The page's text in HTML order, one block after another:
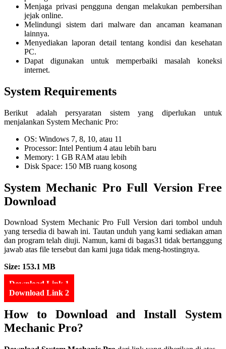
Menjaga privasi pengguna dengan melakukan pembersihan
jejak online.
Melindungi sistem dari malware dan ancaman keamanan
lainnya.
Menyediakan laporan detail tentang kondisi dan kesehatan
PC.
Dapat digunakan untuk memperbaiki masalah koneksi
internet.
System Requirements
Berikut adalah persyaratan sistem yang diperlukan untuk
menjalankan System Mechanic Pro:
OS: Windows 7, 8, 10, atau 11
Processor: Intel Pentium 4 atau lebih baru
Memory: 1 GB RAM atau lebih
Disk Space: 150 MB ruang kosong
System Mechanic Pro Full Version Free
Download
Download System Mechanic Pro Full Version dari tombol unduh
yang tersedia di bawah ini. Tautan unduh yang kami sediakan aman
dan program telah diuji. Namun, kami di bagas31 tidak bertanggung
jawab atas file tersebut dan kami juga tidak meng-hostingnya.
Size: 153.1 MB
Download Link 1
Download Link 2
How to Download and Install System
Mechanic Pro?